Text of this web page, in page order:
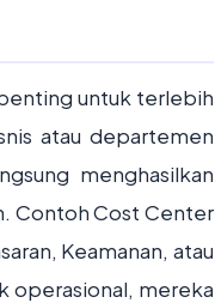
untuk terlebih
atau departemen
menghasilkan
Contoh Cost Center
Keamanan, atau
operasional, mereka